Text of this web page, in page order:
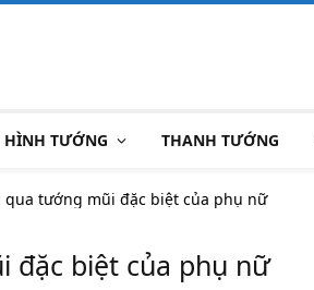
HÌNH TƯỚNG THANH TƯỚNG
qua tướng mũi đặc biệt của phụ nữ
đặc biệt của phụ nữ